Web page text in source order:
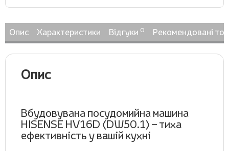
Опис Характеристики Відгуки 0 Рекомендовані
Опис
Вбудовувана посудомийна машина
HISENSE HV16D (DW50.1) – тиха
ефективність у вашій кухні